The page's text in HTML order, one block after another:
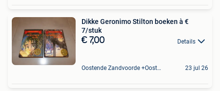
Dikke Geronimo Stilton boeken à €
7/stuk
€ 7,00 Details
Oostende Zandvoorde +Oostende 23 jul 26